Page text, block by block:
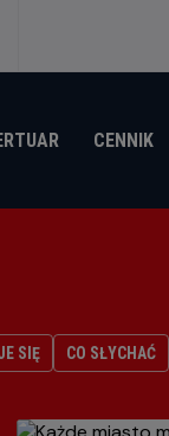
CENNIK
SIĘ CO SŁYCHAĆ